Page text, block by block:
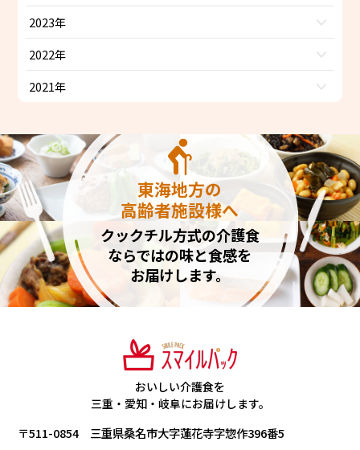
2023年
2022年
2021年
東海地方の
高齢者施設様へ
クックチル方式の介護食
ならではの味と食感を
お届けします。
おいしい介護食を
三重・愛知・岐阜にお届けします。
〒511-0854 三重県桑名市大字蓮花寺字惣作396番5